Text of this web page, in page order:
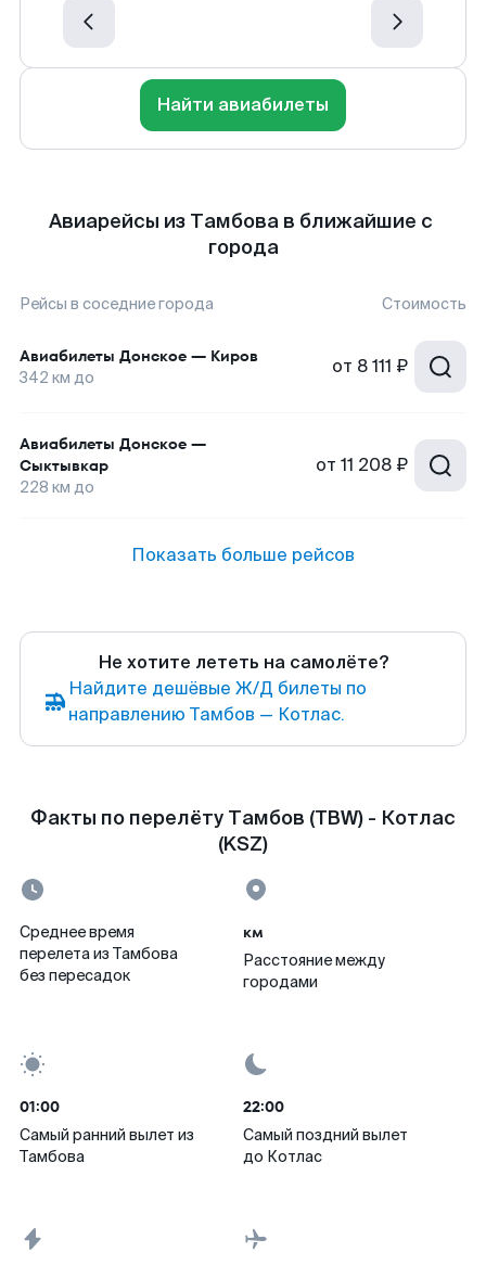
Найти авиабилеты
Авиарейсы из Тамбова в ближайшие с
города
Рейсы в соседние города Стоимость
Авиабилеты Донское — Киров
342 км до от 8 111 ₽
Авиабилеты Донское —
Сыктывкар
228 км до
от 11 208 ₽
Показать больше рейсов
Не хотите лететь на самолёте?
Найдите дешёвые Ж/Д билеты по
направлению Тамбов — Котлас.
Факты по перелёту Тамбов (TBW) - Котлас
(KSZ)
Среднее время
перелета из Тамбова
без пересадок
км
Расстояние между
городами
01:00
Самый ранний вылет из
Тамбова
22:00
Самый поздний вылет
до Котлас